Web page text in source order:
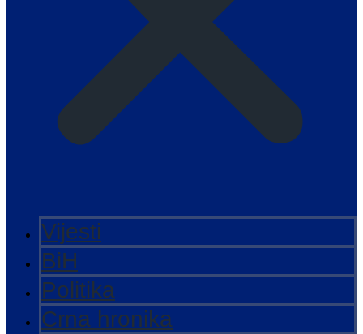
Vijesti
BiH
Politika
Crna hronika